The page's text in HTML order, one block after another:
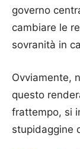
governo
cambiare le
sovranità in
Ovviamente,
questo
frattempo, si
stupidaggine